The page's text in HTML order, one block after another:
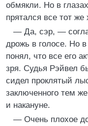
обмякли. Но в
прятался все тот
— Да, сэр, —
дрожь в голосе. Но
понял, что все его
зря. Судья Рэйвел
сидел проклятый
заключенного тем
и накануне.
— Очень плохое